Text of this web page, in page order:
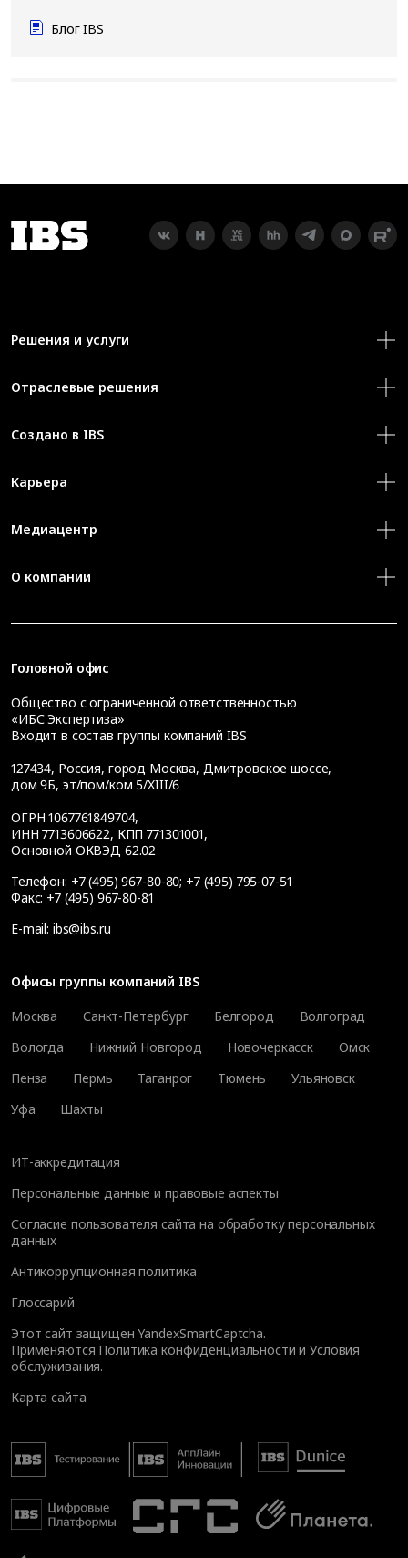
Блог IBS
Решения и услуги
Отраслевые решения
Создано в IBS
Карьера
Медиацентр
О компании
Головной офис
Общество с ограниченной ответственностью
«ИБС Экспертиза»
Входит в состав группы компаний IBS
127434, Россия, город Москва, Дмитровское шоссе,
дом 9Б, эт/пом/ком 5/XIII/6
ОГРН 1067761849704,
ИНН 7713606622, КПП 771301001,
Основной ОКВЭД 62.02
Телефон: +7 (495) 967-80-80; +7 (495) 795-07-51
Факс: +7 (495) 967-80-81
E-mail: ibs@ibs.ru
Офисы группы компаний IBS
Москва
Санкт-Петербург Белгород
Волгоград
Вологда
Нижний Новгород Новочеркасск
Омск
Пенза
Пермь Таганрог Тюмень
Ульяновск
Уфа
Шахты
ИТ-аккредитация
Персональные данные и правовые аспекты
Согласие пользователя сайта на обработку персональных
данных
Антикоррупционная политика
Глоссарий
Этот сайт защищен YandexSmartCaptcha.
Применяются Политика конфиденциальности иУсловия
обслуживания.
Карта сайта